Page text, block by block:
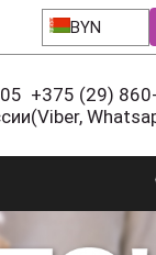
BYN
+375 (29)
(Viber,